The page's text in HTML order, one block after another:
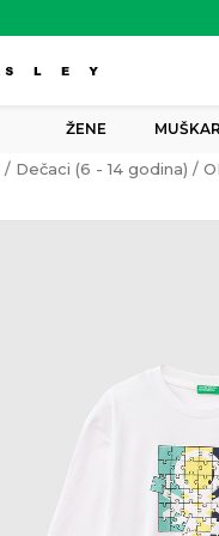
ŽENE
Dečaci (6 - 14 godina)